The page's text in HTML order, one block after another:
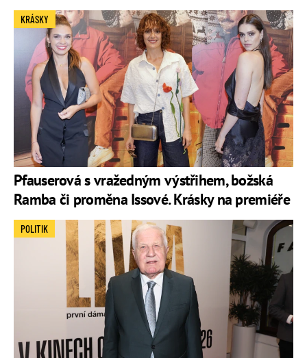
Pfauserová s vražedným výstřihem, božská
Ramba či proměna Issové. Krásky na premiéře
KRÁSKY
POLITIK